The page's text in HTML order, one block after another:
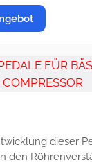
dieser
den